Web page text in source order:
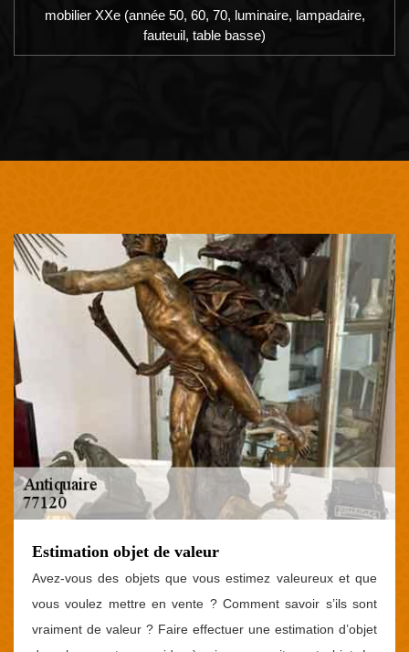
mobilier XXe (année 50, 60, 70, luminaire, lampadaire,
fauteuil, table basse)
Estimation objet de valeur
Avez-vous des objets que vous estimez valeureux et que
vous voulez mettre en vente ? Comment savoir s’ils sont
vraiment de valeur ? Faire effectuer une estimation d’objet